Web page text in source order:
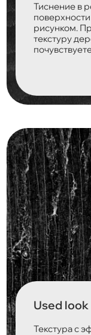
Тиснение в
рисунком.
текстуру
Used look
Текстура с